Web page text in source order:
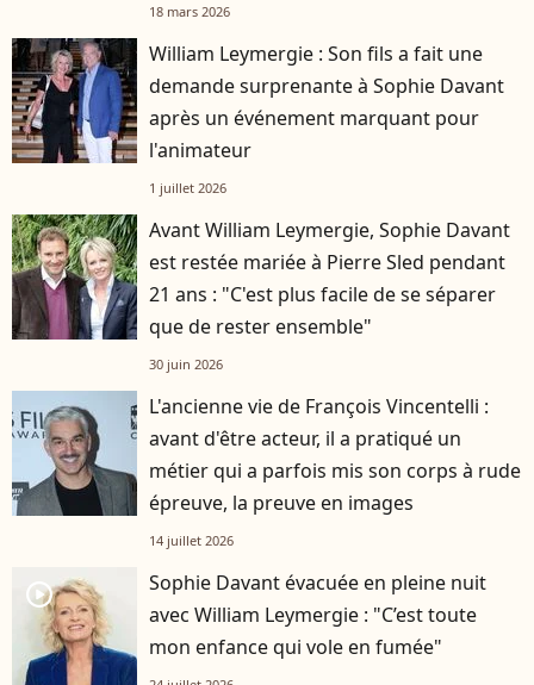
18 mars 2026
William Leymergie : Son fils a fait une
demande surprenante à Sophie Davant
après un événement marquant pour
l'animateur
1 juillet 2026
Avant William Leymergie, Sophie Davant
est restée mariée à Pierre Sled pendant
21 ans : "C'est plus facile de se séparer
que de rester ensemble"
30 juin 2026
L'ancienne vie de François Vincentelli :
avant d'être acteur, il a pratiqué un
métier qui a parfois mis son corps à rude
épreuve, la preuve en images
14 juillet 2026
player2
Sophie Davant évacuée en pleine nuit
avec William Leymergie : "C’est toute
mon enfance qui vole en fumée"